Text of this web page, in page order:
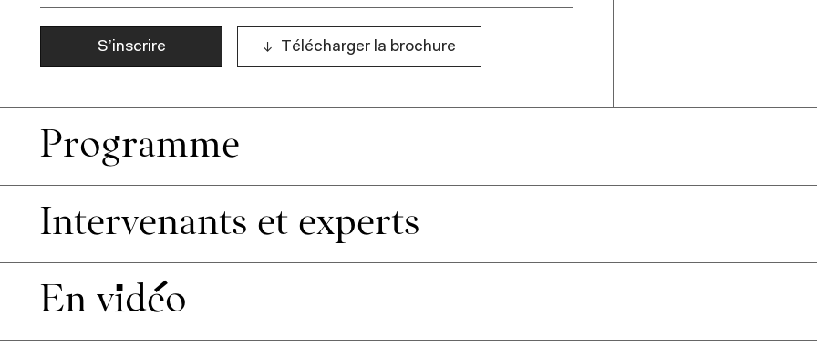
S’inscrire Télécharger la brochure
Programme
Intervenants et experts
En vidéo